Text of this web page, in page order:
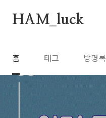
HAM_luck
홈 태그 방명록